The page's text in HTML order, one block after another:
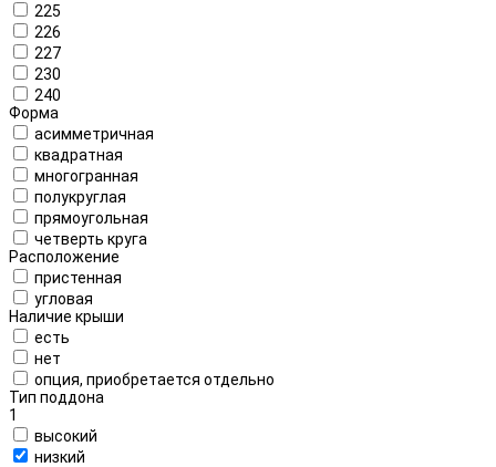
225
226
227
230
240
Форма
асимметричная
квадратная
многогранная
полукруглая
прямоугольная
четверть круга
Расположение
пристенная
угловая
Наличие крыши
есть
нет
опция, приобретается отдельно
Тип поддона
1
высокий
низкий